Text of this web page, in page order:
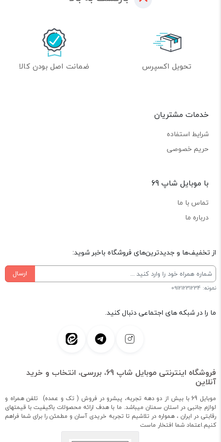
تحویل اکسپرس ضمانت اصل بودن کالا
خدمات مشتریان
شرایط استفاده
حریم خصوصی
با موبایل شاپ 69
تماس با ما
درباره ما
از تخفیف‌ها و جدیدترین‌های فروشگاه باخبر شوید:
ارسال
نمونه: 09121231234
ما را در شبکه های اجتماعی دنبال کنید.
فروشگاه اینترنتی موبایل شاپ 69، بررسی، انتخاب و خرید
آنلاین
موبایل 69 با بیش از دو دهه تجربه، پیشرو در فروش ( تک و عمده) تلفن همراه و
لوازم جانبی در استان سمنان میباشد. ما با هدف ارائه محصولات باکیفیت با قیمتهای
رقابتی در ایران ، همواره در تلاشیم تا تجربه خریدی آسان و مطمئن را برای شما فراهم
کنیم.اعتماد شما افتخار ماست